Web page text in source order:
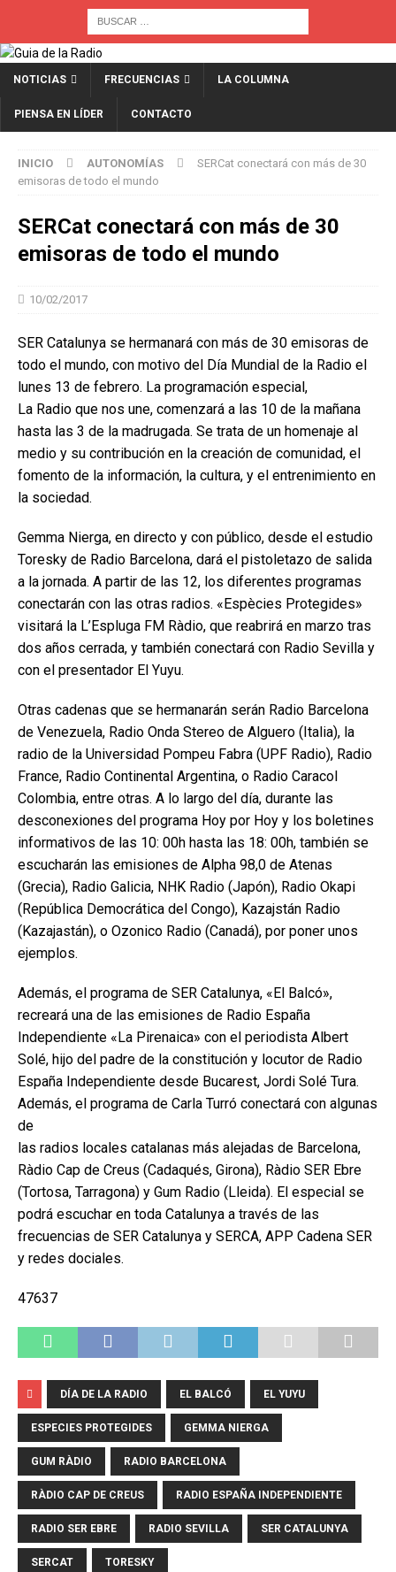
NOTICIAS FRECUENCIAS LA COLUMNA
PIENSA EN LÍDER CONTACTO
INICIO AUTONOMÍAS
SERCat conectará con más de 30
emisoras de todo el mundo
SERCat conectará con más de 30
emisoras de todo el mundo
10/02/2017
SER Catalunya se hermanará con más de 30 emisoras de
todo el mundo, con motivo del Día Mundial de la Radio el
lunes 13 de febrero. La programación especial,
La Radio que nos une, comenzará a las 10 de la mañana
hasta las 3 de la madrugada. Se trata de un homenaje al
medio y su contribución en la creación de comunidad, el
fomento de la información, la cultura, y el entrenimiento en
la sociedad.
Gemma Nierga, en directo y con público, desde el estudio
Toresky de Radio Barcelona, dará el pistoletazo de salida
a la jornada. A partir de las 12, los diferentes programas
conectarán con las otras radios. «Espècies Protegides»
visitará la L’Espluga FM Ràdio, que reabrirá en marzo tras
dos años cerrada, y también conectará con Radio Sevilla y
con el presentador El Yuyu.
Otras cadenas que se hermanarán serán Radio Barcelona
de Venezuela, Radio Onda Stereo de Alguero (Italia), la
radio de la Universidad Pompeu Fabra (UPF Radio), Radio
France, Radio Continental Argentina, o Radio Caracol
Colombia, entre otras. A lo largo del día, durante las
desconexiones del programa Hoy por Hoy y los boletines
informativos de las 10: 00h hasta las 18: 00h, también se
escucharán las emisiones de Alpha 98,0 de Atenas
(Grecia), Radio Galicia, NHK Radio (Japón), Radio Okapi
(República Democrática del Congo), Kazajstán Radio
(Kazajastán), o Ozonico Radio (Canadá), por poner unos
ejemplos.
Además, el programa de SER Catalunya, «El Balcó»,
recreará una de las emisiones de Radio España
Independiente «La Pirenaica» con el periodista Albert
Solé, hijo del padre de la constitución y locutor de Radio
España Independiente desde Bucarest, Jordi Solé Tura.
Además, el programa de Carla Turró conectará con algunas
de
las radios locales catalanas más alejadas de Barcelona,
Ràdio Cap de Creus (Cadaqués, Girona), Ràdio SER Ebre
(Tortosa, Tarragona) y Gum Radio (Lleida). El especial se
podrá escuchar en toda Catalunya a través de las
frecuencias de SER Catalunya y SERCA, APP Cadena SER
y redes dociales.
47637
DÍA DE LA RADIO EL BALCÓ EL YUYU
ESPECIES PROTEGIDES GEMMA NIERGA
GUM RÀDIO RADIO BARCELONA
RÀDIO CAP DE CREUS RADIO ESPAÑA INDEPENDIENTE
RADIO SER EBRE RADIO SEVILLA SER CATALUNYA
SERCAT TORESKY